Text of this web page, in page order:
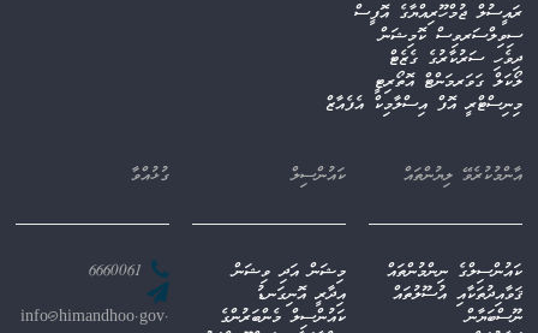
ރައީސުލް ޖުމްހޫރިއްޔާގެ އޮފީސް
ސިވިލްސަރވިސް ކޮމިޝަން
ދިވެހި ސަރުކާރުގެ ގެޒެޓް
ލޯކަލް ގަވަރމަންޓް އޮތޯރިޓީ
މިނިސްޓްރީ އޮފް އިސްލާމިކް އެފެއާޒް
އާންމުކުރެވޭ ލިޔުންތައް
ކައުންސިލްގެ ނިންމުންތައް
ޤަވާއިދުތަކާއި އުސޫލުތައް
ނޫސްބަޔާން
ކައުންސިލް
މިޝަން އަދި ވިޝަން
އިދާރީ އޮނިގަނޑު
ކައުންސިލް މެންބަރުންގެ
ގުޅުއްވާ
6660061
info@himandhoo.gov.